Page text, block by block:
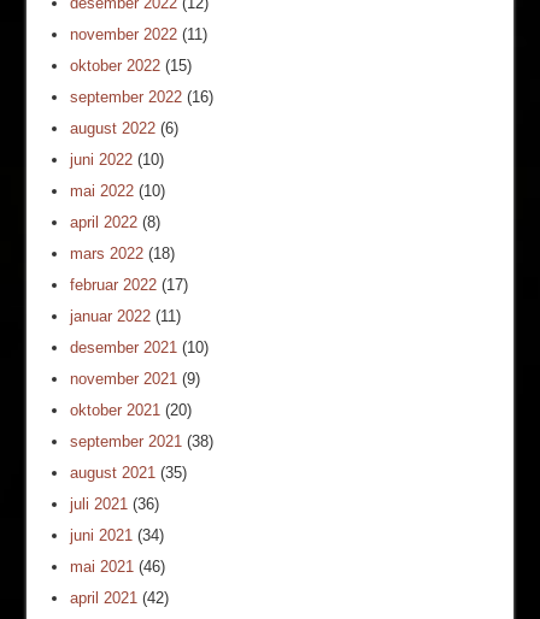
november 2022 (11)
oktober 2022 (15)
september 2022 (16)
august 2022 (6)
juni 2022 (10)
mai 2022 (10)
april 2022 (8)
mars 2022 (18)
februar 2022 (17)
januar 2022 (11)
desember 2021 (10)
november 2021 (9)
oktober 2021 (20)
september 2021 (38)
august 2021 (35)
juli 2021 (36)
juni 2021 (34)
mai 2021 (46)
april 2021 (42)